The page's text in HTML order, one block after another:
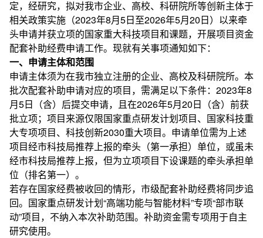
定，经研究，拟对我市企业、高校、科研院所等创新主体于
相关政策实施（2023年8月5日至2026年5月20日）以来牵
头申请并获立项的国家重大科技项目和课题，开展项目资金
配套补助经费申请工作。现就有关事项通知如下：
一、申请主体和范围
申请主体须为在我市独立注册的企业、高校及科研院所。本
批次配套补助申请对应的项目，需满足以下条件：2023年8
月5日（含）后提交申请，且在2026年5月20日（含）前获
批立项；项目来源仅限国家重点研发计划项目、国家科技重
大专项项目、科技创新2030重大项目。申请单位需为上述
项目经市科技局推荐上报的牵头（第一承担）单位，或虽未
经市科技局推荐上报，但为立项项目下设课题的牵头承担单
位（排名第一）。
若存在国家经费被收回的情形，市级配套补助经费将同步追
回。国家重点研发计划“高端功能与智能材料”专项“部市联
动”项目，不纳入本次补助范围。补助资金需专项用于自主
研究使用。